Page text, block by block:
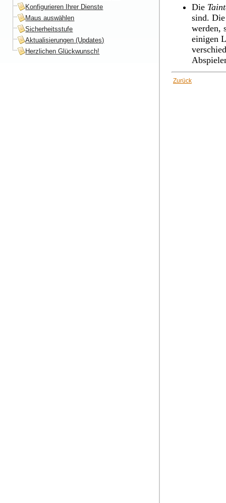
Die
sind.
werden,
einigen
Zurück
Konfigurieren Ihrer Dienste
Maus auswählen
Sicherheitsstufe
Aktualisierungen (Updates)
Herzlichen Glückwunsch!